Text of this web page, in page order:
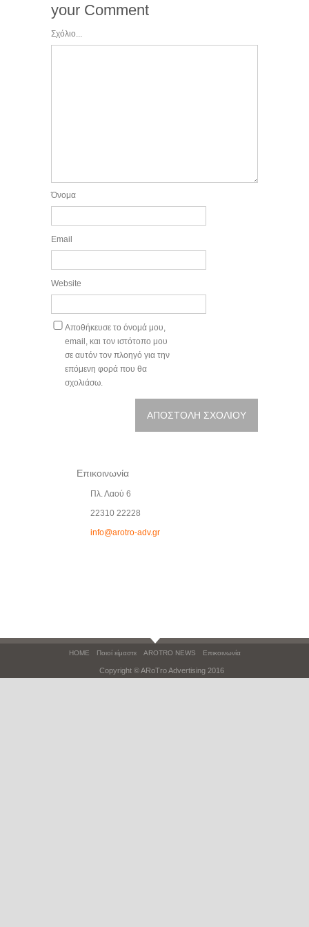
your Comment
Σχόλιο...
Όνομα
Email
Website
Αποθήκευσε το όνομά μου,
email, και τον ιστότοπο μου
σε αυτόν τον πλοηγό για την
επόμενη φορά που θα
σχολιάσω.
Επικοινωνία
Πλ. Λαού 6
22310 22228
info@arotro-adv.gr
HOME Ποιοί είμαστε AROTRO NEWS Επικοινωνία
Copyright © ARoTro Advertising 2016